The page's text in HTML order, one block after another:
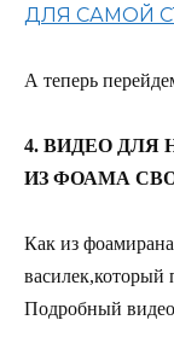
ДЛЯ САМОЙ
А теперь
4. ВИДЕО
ИЗ ФОАМА
Как из
василек,который
Подробный видео